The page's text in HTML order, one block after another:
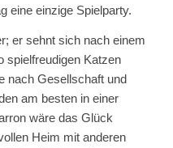
eine einzige Spielparty.
er sehnt sich nach einem
spielfreudigen Katzen
nach Gesellschaft und
am besten in einer
wäre das Glück
Heim mit anderen